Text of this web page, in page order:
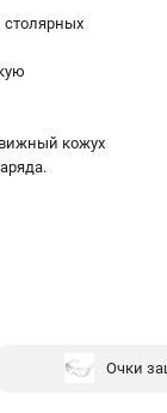
(2) Очки
столярных
кожух